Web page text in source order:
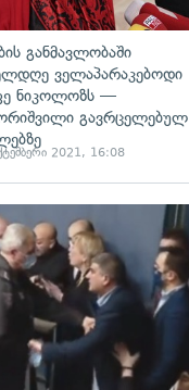
განმავლობაში
ველაპარაკებოდი
ნიკოლოზს —
გავრცელებულ
2021, 16:08